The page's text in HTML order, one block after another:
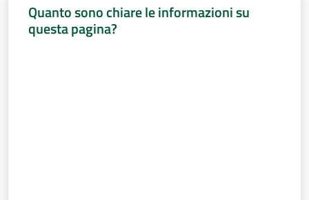
Per i media
Quanto sono chiare le informazioni su
questa pagina?